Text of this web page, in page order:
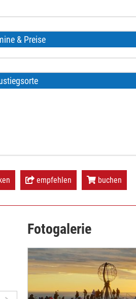
& Preise
empfehlen buchen
Fotogalerie